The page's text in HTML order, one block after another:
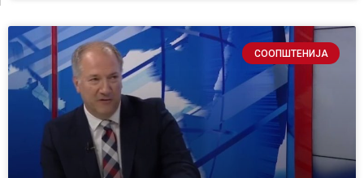
СООПШТЕНИЈА